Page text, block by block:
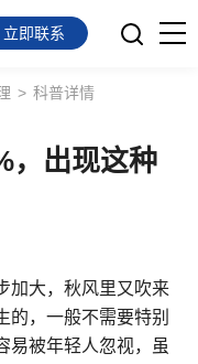
立即联系
> 科普详情
，出现这种
加大，秋风里又吹来
的，一般不需要特别
易被年轻人忽视，虽